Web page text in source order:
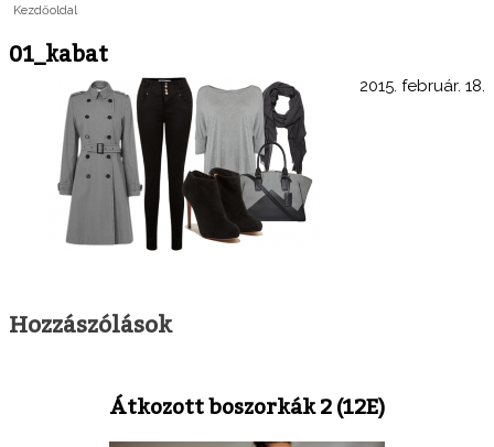
Kezdőoldal
01_kabat
2015. február. 18.
Hozzászólások
Átkozott boszorkák 2 (12E)